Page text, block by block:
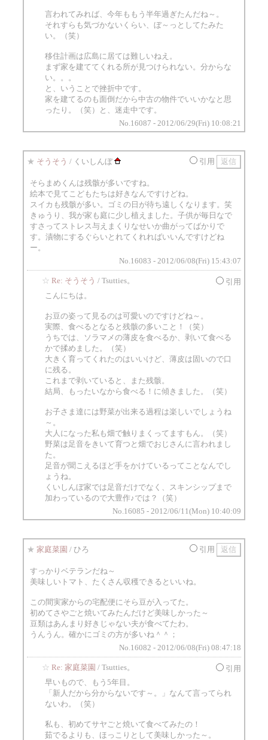
言われてみれば、今年ももう半年過ぎたんだね～。
それすらも気づかないくらい、ぼ～っとしてたみた
い。（笑）
移住計画は広島に居ては難しいねえ。
まず家を建ててくれる所が見つけられない。分からな
い。。。
と、いうことで挫折中です。
家を建てるのも面倒だから中古の物件でいいかなと思
ったり。（笑）と、迷走中です。
No.16087 - 2012/06/29(Fri) 10:08:21
★ そうそう / くいしんぼ 引用
そらまめくんは残骸が多いですね。
絵本で見てこどもたちは好きなんですけどね。
スイカも残骸が多い。ゴミの日が待ち遠しくなります。笑
きゅうり、我が家も庭に少し植えました。子供が毎日なで
すさってストレス与えまくりなせいか曲がってばかりで
す。漬物にするぐらいとれてくれればいいんですけどね
ー。
No.16083 - 2012/06/08(Fri) 15:43:07
☆ Re: そうそう / Tsutties。
引用
こんにちは。
お豆の姿って見るのは可愛いのですけどね～。
実際、食べるとなると残骸の多いこと！（笑）
うちでは、ソラマメの薄皮を食べるか、剥いて食べる
かで揉めました。（笑）
大きく育ってくれたのはいいけど、薄皮は固いので口
に残る。
これまで剥いていると、また残骸。
結局、もったいなから食べる！に傾きました。（笑）
お子さま達には野菜が出来る過程は楽しいでしょうね
～。
大人になった私も畑で触りまくってますもん。（笑）
野菜は足音をきいて育つと畑でおじさんに言われまし
た。
足音が聞こえるほど手をかけているってことなんでし
ょうね。
くいしんぼ家では足音だけでなく、スキンシップまで
加わっているので大豊作♪では？（笑）
No.16085 - 2012/06/11(Mon) 10:40:09
★ 家庭菜園 / ひろ 引用
すっかりベテランだね～
美味しいトマト、たくさん収穫できるといいね。
この間実家からの宅配便にそら豆が入ってた。
初めてさやごと焼いてみたんだけど美味しかった～
豆類はあんまり好きじゃない夫が食べてたわ。
うんうん。確かにゴミの方が多いね＾＾；
No.16082 - 2012/06/08(Fri) 08:47:18
☆ Re: 家庭菜園 / Tsutties。
引用
早いもので、もう5年目。
「新人だから分からないです～。」なんて言ってられ
ないわ。（笑）
私も、初めてサヤごと焼いて食べてみたの！
茹でるよりも、ほっこりとして美味しかった～。